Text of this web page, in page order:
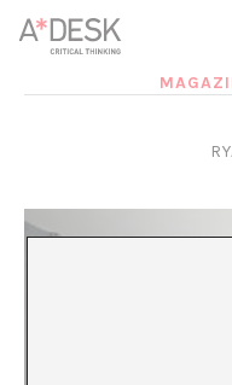
seguim necessitant-te
participar del projecte i